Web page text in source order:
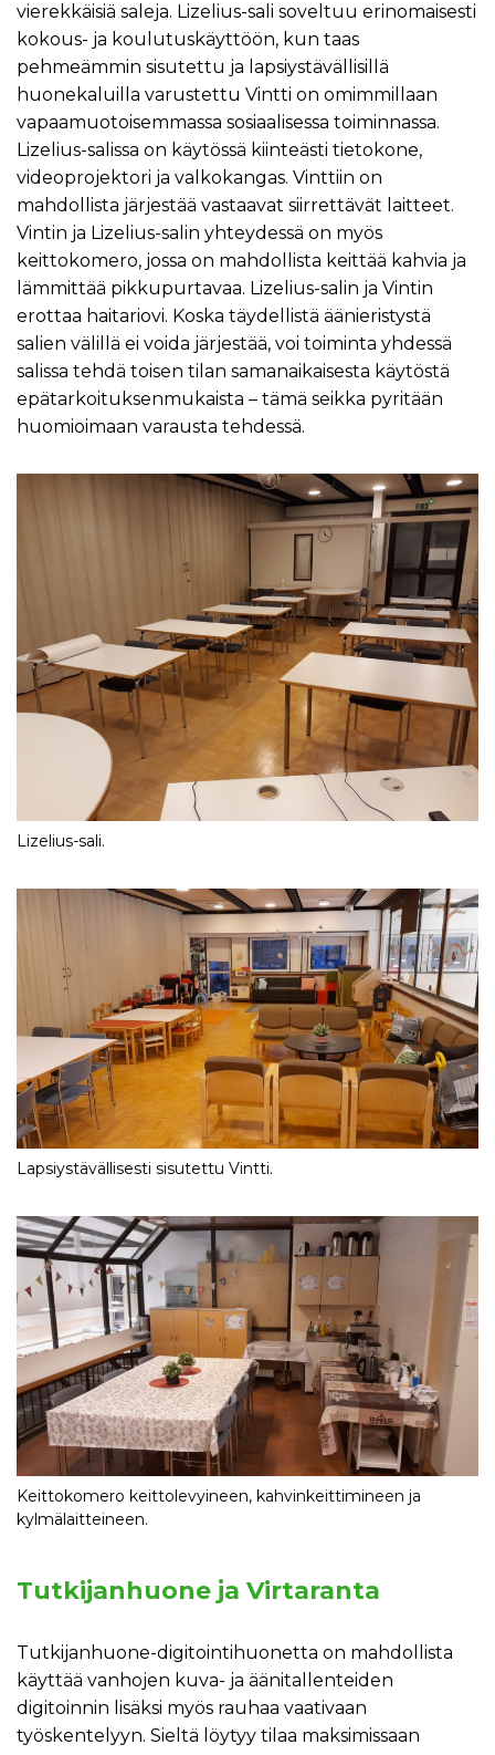
vierekkäisiä saleja. Lizelius-sali soveltuu erinomaisesti
kokous- ja koulutuskäyttöön, kun taas
pehmeämmin sisutettu ja lapsiystävällisillä
huonekaluilla varustettu Vintti on omimmillaan
vapaamuotoisemmassa sosiaalisessa toiminnassa.
Lizelius-salissa on käytössä kiinteästi tietokone,
videoprojektori ja valkokangas. Vinttiin on
mahdollista järjestää vastaavat siirrettävät laitteet.
Vintin ja Lizelius-salin yhteydessä on myös
keittokomero, jossa on mahdollista keittää kahvia ja
lämmittää pikkupurtavaa. Lizelius-salin ja Vintin
erottaa haitariovi. Koska täydellistä äänieristystä
salien välillä ei voida järjestää, voi toiminta yhdessä
salissa tehdä toisen tilan samanaikaisesta käytöstä
epätarkoituksenmukaista – tämä seikka pyritään
huomioimaan varausta tehdessä.
Lizelius-sali.
Lapsiystävällisesti sisutettu Vintti.
Keittokomero keittolevyineen, kahvinkeittimineen ja
kylmälaitteineen.
Tutkijanhuone ja Virtaranta
Tutkijanhuone-digitointihuonetta on mahdollista
käyttää vanhojen kuva- ja äänitallenteiden
digitoinnin lisäksi myös rauhaa vaativaan
työskentelyyn. Sieltä löytyy tilaa maksimissaan